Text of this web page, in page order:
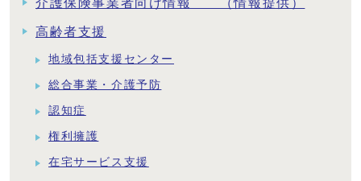
介護保険事業者向け情報 （情報提供）
高齢者支援
地域包括支援センター
総合事業・介護予防
認知症
権利擁護
在宅サービス支援